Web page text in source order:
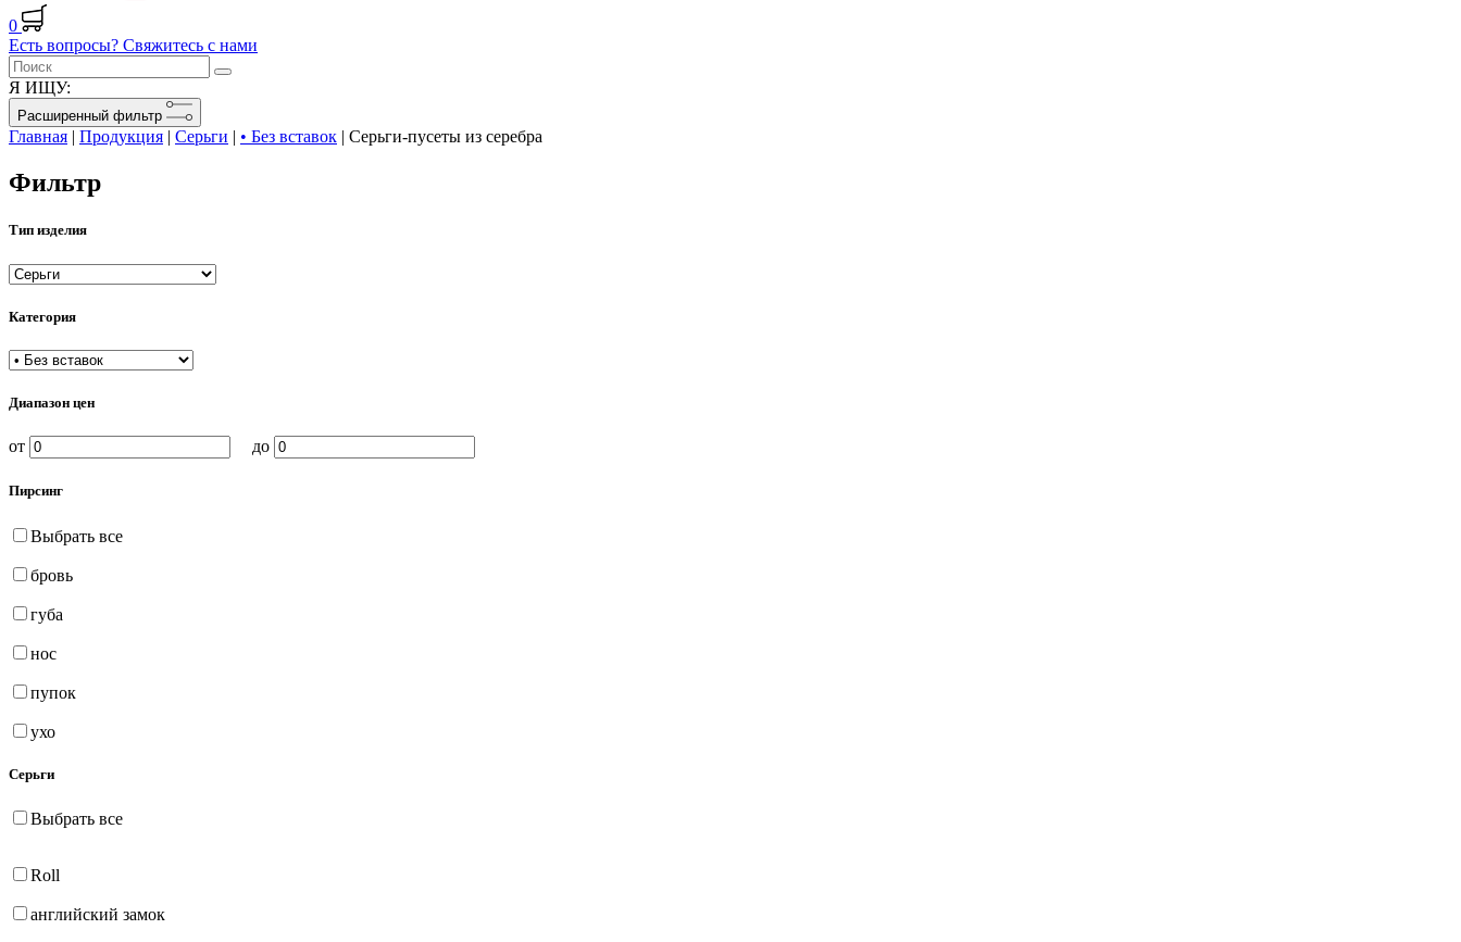
0
Есть вопросы? Свяжитесь с нами
Я ИЩУ:
Расширенный фильтр
Главная | Продукция | Серьги | • Без вставок | Серьги-пусеты из серебра
Фильтр
Тип изделия
Категория
Диапазон цен
от до
Пирсинг
Выбрать все
бровь
губа
нос
пупок
ухо
Серьги
Выбрать все
Roll
английский замок